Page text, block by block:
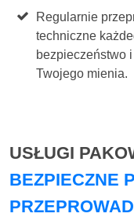
Regularnie
techniczne
bezpieczeństwo
Twojego mienia.
USŁUGI
BEZPIECZNE